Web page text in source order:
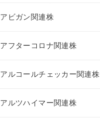
アビガン関連株
アフターコロナ関連株
アルコールチェッカー関連株
アルツハイマー関連株